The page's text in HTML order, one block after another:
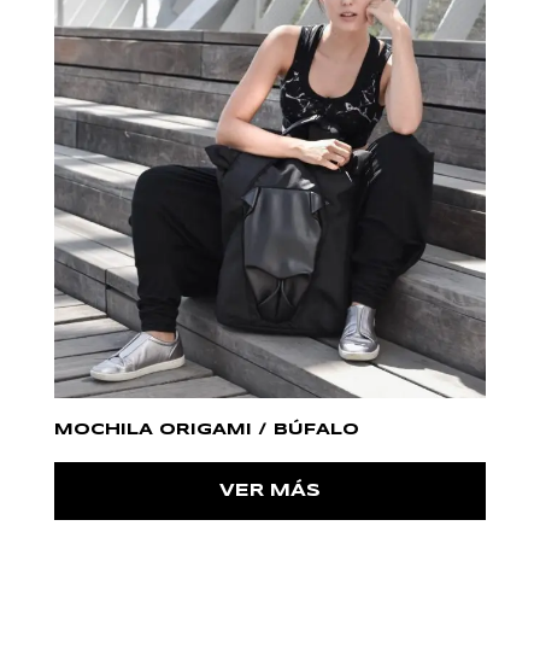
MOCHILA ORIGAMI / BÚFALO
VER MÁS